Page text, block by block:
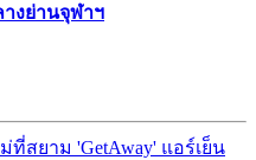
งย่านจุฬาฯ